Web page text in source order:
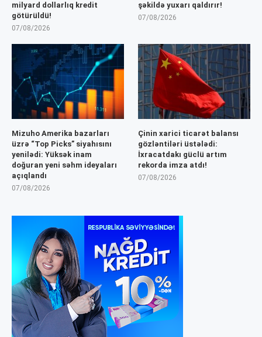
milyard dollarlıq kredit
götürüldü!
07/08/2026
şəkildə yuxarı qaldırır!
07/08/2026
Mizuho Amerika bazarları
üzrə “Top Picks” siyahısını
yenilədi: Yüksək inam
doğuran yeni səhm ideyaları
açıqlandı
07/08/2026
Çinin xarici ticarət balansı
gözləntiləri üstələdi:
İxracatdakı güclü artım
rekorda imza atdı!
07/08/2026